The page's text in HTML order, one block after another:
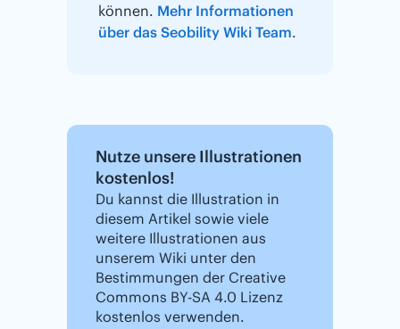
können. Mehr Informationen
über das Seobility Wiki Team.
Nutze unsere Illustrationen
kostenlos!
Du kannst die Illustration in
diesem Artikel sowie viele
weitere Illustrationen aus
unserem Wiki unter den
Bestimmungen der Creative
Commons BY-SA 4.0 Lizenz
kostenlos verwenden.